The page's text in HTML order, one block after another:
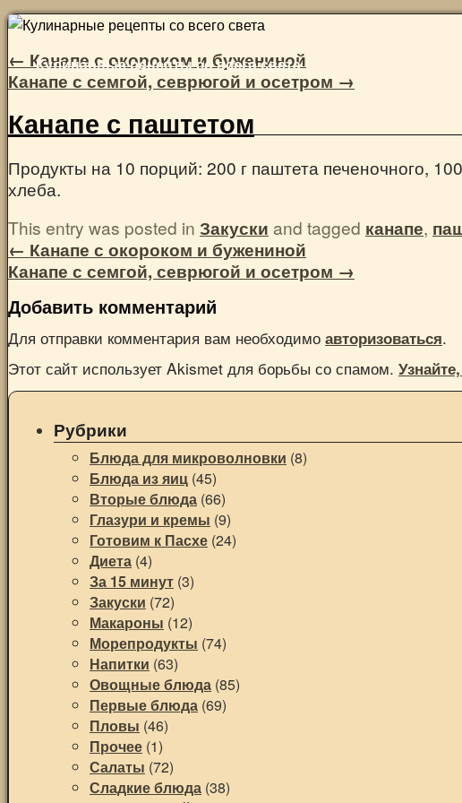
Кулинарные рецепты со всего света
Skip
content
← Канапе с окороком и бужениной
Канапе с семгой, севрюгой и осетром →
Канапе с паштетом
Продукты на 10 порций: 200 г паштета печеночного,
хлеба.
This entry was posted in Закуски and tagged канапе,
← Канапе с окороком и бужениной
Канапе с семгой, севрюгой и осетром →
Добавить комментарий
Для отправки комментария вам необходимо авторизоваться.
Этот сайт использует Akismet для борьбы со спамом.
Рубрики
Блюда для микроволновки (8)
Блюда из яиц (45)
Вторые блюда (66)
Глазури и кремы (9)
Готовим к Пасхе (24)
Диета (4)
За 15 минут (3)
Закуски (72)
Макароны (12)
Морепродукты (74)
Напитки (63)
Овощные блюда (85)
Первые блюда (69)
Пловы (46)
Прочее (1)
Салаты (72)
Сладкие блюда (38)